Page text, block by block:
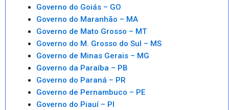
Governo do Goiás – GO
Governo do Maranhão – MA
Governo de Mato Grosso – MT
Governo do M. Grosso do Sul – MS
Governo de Minas Gerais – MG
Governo da Paraíba – PB
Governo do Paraná – PR
Governo de Pernambuco – PE
Governo do Piauí – PI